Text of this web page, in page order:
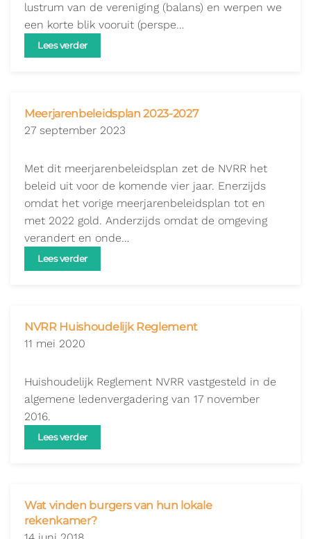
lustrum van de vereniging (balans) en werpen we
een korte blik vooruit (perspe…
Lees verder
Meerjarenbeleidsplan 2023-2027
27 september 2023
Met dit meerjarenbeleidsplan zet de NVRR het
beleid uit voor de komende vier jaar. Enerzijds
omdat het vorige meerjarenbeleidsplan tot en
met 2022 gold. Anderzijds omdat de omgeving
verandert en onde…
Lees verder
NVRR Huishoudelijk Reglement
11 mei 2020
Huishoudelijk Reglement NVRR vastgesteld in de
algemene ledenvergadering van 17 november
2016.
Lees verder
Wat vinden burgers van hun lokale
rekenkamer?